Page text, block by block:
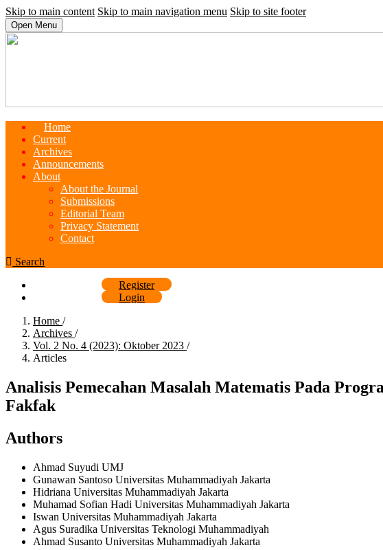
Skip to main content Skip to main navigation menu Skip to site footer
Open Menu
Home
Current
Archives
Announcements
About
About the Journal
Submissions
Editorial Team
Privacy Statement
Contact
Search
Register
Login
Home /
Archives /
Vol. 2 No. 4 (2023): Oktober 2023 /
Articles
Analisis Pemecahan Masalah Matematis Pada
Fakfak
Authors
Ahmad Suyudi UMJ
Gunawan Santoso Universitas Muhammadiyah Jakarta
Hidriana Universitas Muhammadiyah Jakarta
Muhamad Sofian Hadi Universitas Muhammadiyah Jakarta
Iswan Universitas Muhammadiyah Jakarta
Agus Suradika Universitas Teknologi Muhammadiyah
Ahmad Susanto Universitas Muhammadiyah Jakarta